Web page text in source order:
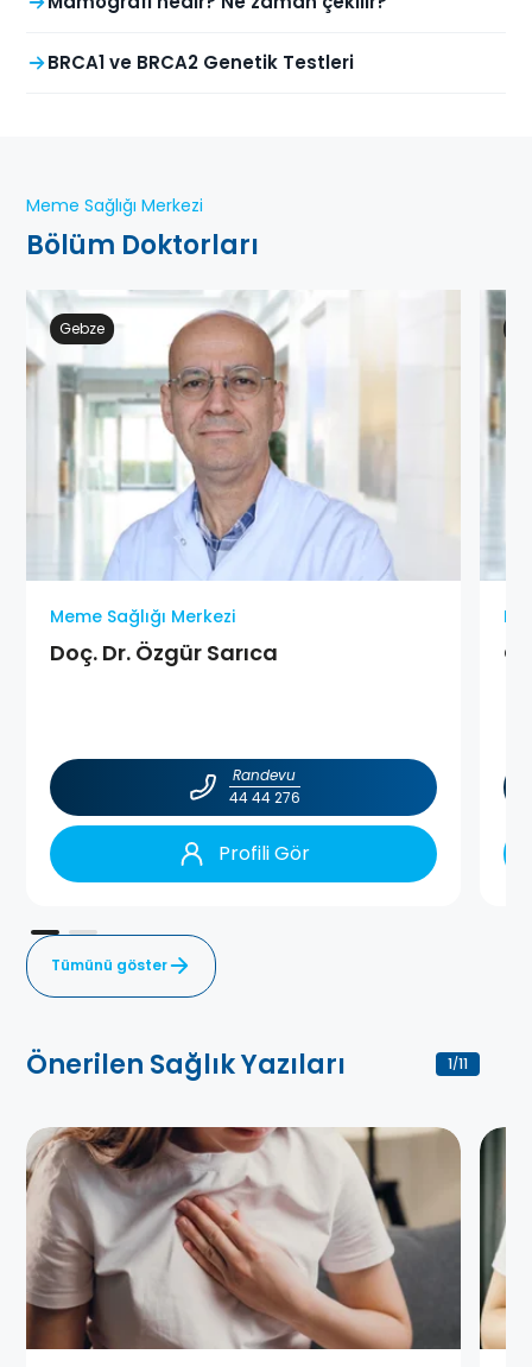
BRCA1 ve BRCA2 Genetik Testleri
Meme Sağlığı Merkezi
Bölüm Doktorları
Gebze
Meme Sağlığı Merkezi
Doç. Dr. Özgür Sarıca
Randevu
44 44 276
Profili Gör
Tümünü göster
Önerilen Sağlık Yazıları 1/11